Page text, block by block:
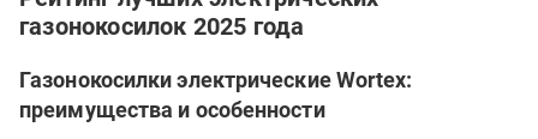
газонокосилок 2025 года
Газонокосилки электрические Wortex:
преимущества и особенности